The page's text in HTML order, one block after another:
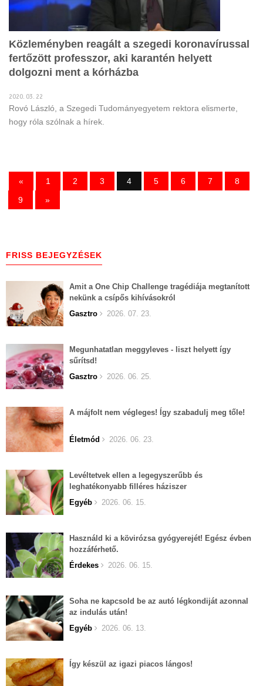
Közleményben reagált a szegedi koronavírussal
fertőzött professzor, aki karantén helyett
dolgozni ment a kórházba
2020. 03. 22
Rovó László, a Szegedi Tudományegyetem rektora elismerte,
hogy róla szólnak a hírek.
« 1 2 3 4 5 6 7
8
9
»
FRISS BEJEGYZÉSEK
Amit a One Chip Challenge tragédiája megtanított
nekünk a csípős kihívásokról
Gasztro
2026. 07. 23.
Megunhatatlan meggyleves - liszt helyett így
sűrítsd!
Gasztro
2026. 06. 25.
A májfolt nem végleges! Így szabadulj meg tőle!
Életmód 2026. 06. 23.
Levéltetvek ellen a legegyszerűbb és
leghatékonyabb filléres háziszer
Egyéb
2026. 06. 15.
Használd ki a kövirózsa gyógyerejét! Egész évben
hozzáférhető.
Érdekes
2026. 06. 15.
Soha ne kapcsold be az autó légkondiját azonnal
az indulás után!
Egyéb
2026. 06. 13.
Így készül az igazi piacos lángos!